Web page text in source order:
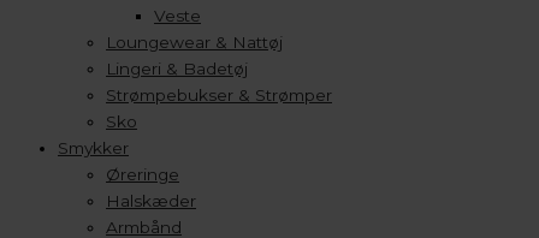
Veste
Loungewear & Nattøj
Lingeri & Badetøj
Strømpebukser & Strømper
Sko
Smykker
Øreringe
Halskæder
Armbånd